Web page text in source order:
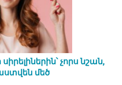
չորս նշան,
մեծ